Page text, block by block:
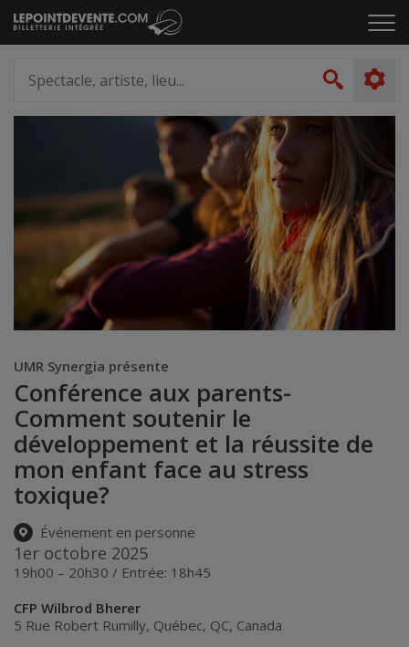
Passer
au
le
artiste,
lieu...
UMR Synergia présente
Conférence aux parents-
Comment soutenir le
développement et la réussite de
mon enfant face au stress
toxique?
Événement en personne
1er octobre 2025
19h00 – 20h30 / Entrée: 18h45
CFP Wilbrod Bherer
5 Rue Robert Rumilly, Québec, QC, Canada